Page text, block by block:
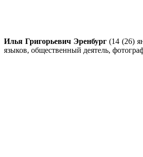
Илья Григорьевич Эренбург (14 (26)
языков, общественный деятель,